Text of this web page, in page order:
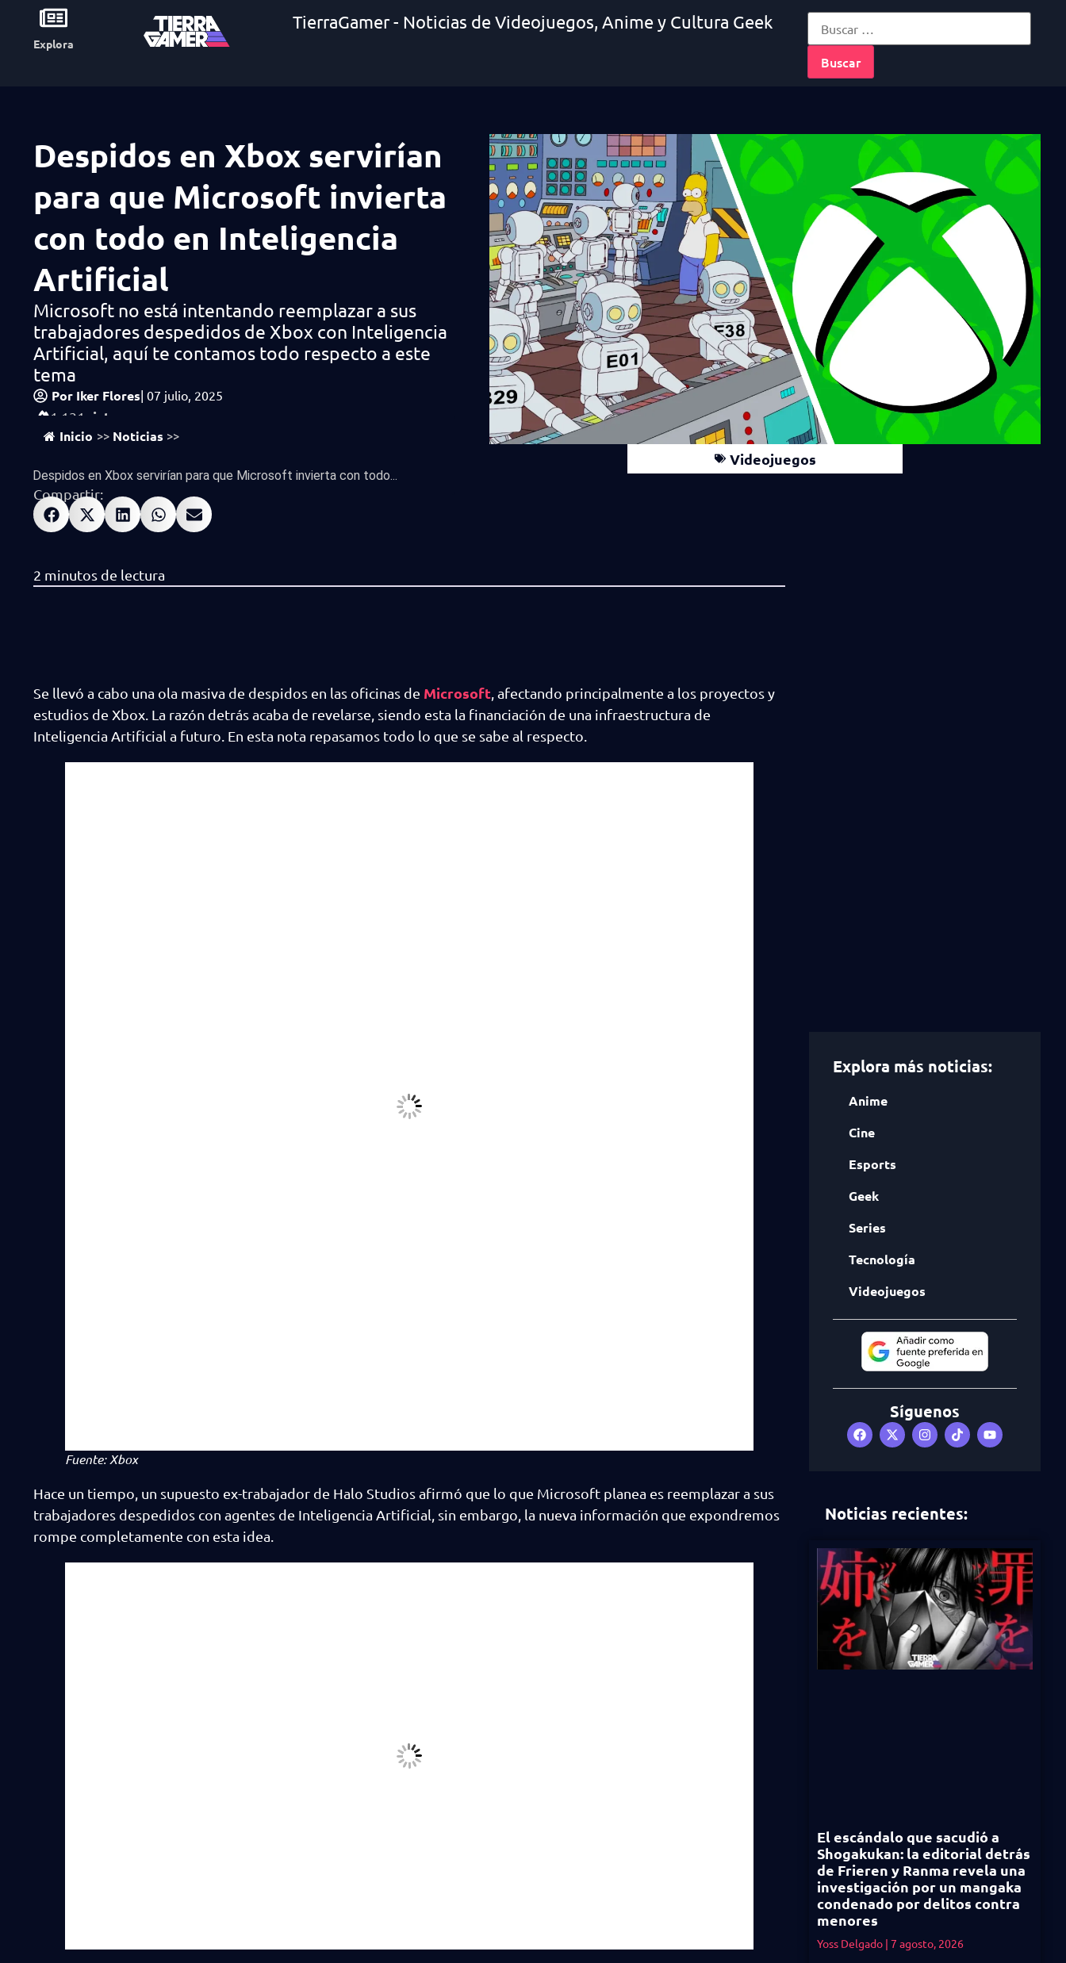
Explora
TierraGamer - Noticias de Videojuegos, Anime y Cultura Geek
Despidos en Xbox servirían
para que Microsoft invierta
con todo en Inteligencia
Artificial
Microsoft no está intentando reemplazar a sus
trabajadores despedidos de Xbox con Inteligencia
Artificial, aquí te contamos todo respecto a este
tema
Por Iker Flores| 07 julio, 2025
1,131 vistas
Inicio >> Noticias >>
Despidos en Xbox servirían para que Microsoft invierta con todo...
Compartir:
Videojuegos
Se llevó a cabo una ola masiva de despidos en las oficinas de Microsoft , afectando principalmente a los proyectos y
estudios de Xbox. La razón detrás acaba de revelarse, siendo esta la financiación de una infraestructura de
Inteligencia Artificial a futuro. En esta nota repasamos todo lo que se sabe al respecto.
Fuente: Xbox
Hace un tiempo, un supuesto ex-trabajador de Halo Studios afirmó que lo que Microsoft planea es reemplazar a sus
trabajadores despedidos con agentes de Inteligencia Artificial, sin embargo, la nueva información que expondremos
rompe completamente con esta idea.
Explora más noticias:
Anime
Cine
Esports
Geek
Series
Tecnología
Videojuegos
Síguenos
Noticias recientes:
El escándalo que sacudió a
Shogakukan: la editorial detrás
de Frieren y Ranma revela una
investigación por un mangaka
condenado por delitos contra
menores
Yoss Delgado 7 agosto, 2026